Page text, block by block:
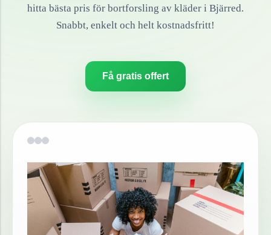
hitta bästa pris för bortforsling av kläder i Bjärred.
Snabbt, enkelt och helt kostnadsfritt!
Få gratis offert